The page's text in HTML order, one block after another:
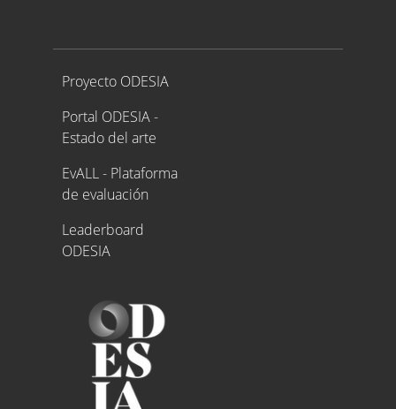
Proyecto ODESIA
Proyecto ODESIA
Portal ODESIA -
Estado del arte
EvALL - Plataforma
de evaluación
Leaderboard
ODESIA